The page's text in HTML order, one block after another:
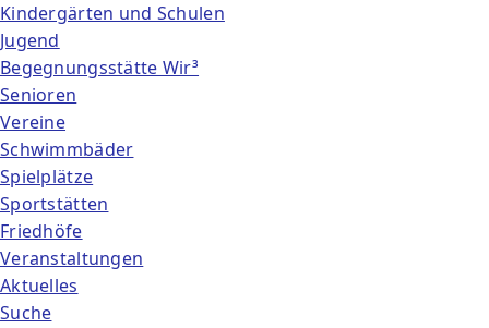
Kindergärten und Schulen
Jugend
Begegnungsstätte Wir³
Senioren
Vereine
Schwimmbäder
Spielplätze
Sportstätten
Friedhöfe
Veranstaltungen
Aktuelles
Suche